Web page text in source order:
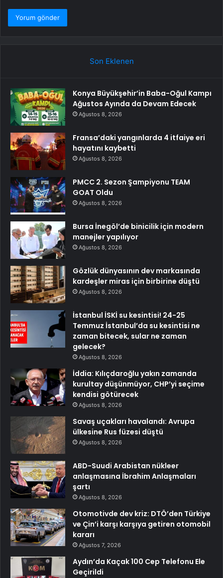
Son Eklenen
Konya Büyükşehir’in Baba-Oğul Kampı
Ağustos Ayında da Devam Edecek
Ağustos 8, 2026
Fransa’daki yangınlarda 4 itfaiye eri
hayatını kaybetti
Ağustos 8, 2026
PMCC 2. Sezon Şampiyonu TEAM
GOAT Oldu
Ağustos 8, 2026
Bursa İnegöl’de binicilik için modern
manejler yapılıyor
Ağustos 8, 2026
Gözlük dünyasının dev markasında
kardeşler miras için birbirine düştü
Ağustos 8, 2026
İstanbul İSKİ su kesintisi! 24-25
Temmuz İstanbul’da su kesintisi ne
zaman bitecek, sular ne zaman
gelecek?
Ağustos 8, 2026
İddia: Kılıçdaroğlu yakın zamanda
kurultay düşünmüyor, CHP’yi seçime
kendisi götürecek
Ağustos 8, 2026
Savaş uçakları havalandı: Avrupa
ülkesine Rus füzesi düştü
Ağustos 8, 2026
ABD-Suudi Arabistan nükleer
anlaşmasına İbrahim Anlaşmaları
şartı
Ağustos 8, 2026
Otomotivde dev kriz: DTÖ’den Türkiye
ve Çin’i karşı karşıya getiren otomobil
kararı
Ağustos 7, 2026
Aydın’da Kaçak 100 Cep Telefonu Ele
Geçirildi